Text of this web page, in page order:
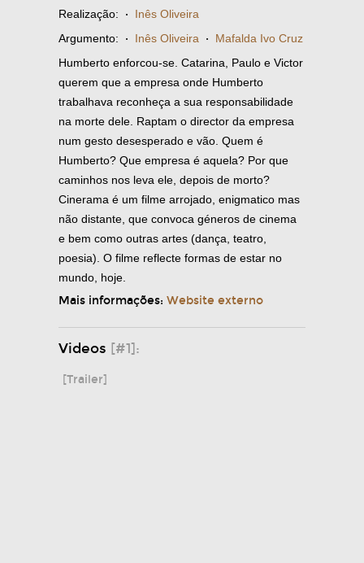
Realização: · Inês Oliveira
Argumento: · Inês Oliveira · Mafalda Ivo Cruz
Humberto enforcou-se. Catarina, Paulo e Victor
querem que a empresa onde Humberto
trabalhava reconheça a sua responsabilidade
na morte dele. Raptam o director da empresa
num gesto desesperado e vão. Quem é
Humberto? Que empresa é aquela? Por que
caminhos nos leva ele, depois de morto?
Cinerama é um filme arrojado, enigmatico mas
não distante, que convoca géneros de cinema
e bem como outras artes (dança, teatro,
poesia). O filme reflecte formas de estar no
mundo, hoje.
Mais informações: Website externo
Videos [#1]:
[Trailer]